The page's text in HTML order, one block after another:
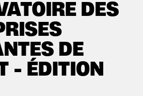
DES
DE
- ÉDITION